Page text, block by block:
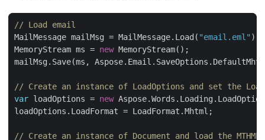
// Load email
MailMessage mailMsg = MailMessage.Load( "email.eml"
MemoryStream ms = new
// Create an instance of LoadOptions and set the
var loadOptions = new
// Create an instance of Document and load the MTHML